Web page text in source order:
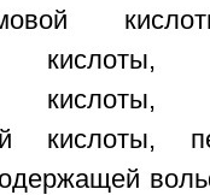
кислоты,
кислоты,
кислоты,